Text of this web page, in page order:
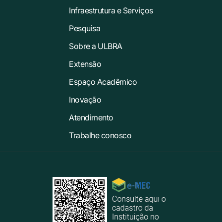
Infraestrutura e Serviços
Pesquisa
Sobre a ULBRA
Extensão
Espaço Acadêmico
Inovação
Atendimento
Trabalhe conosco